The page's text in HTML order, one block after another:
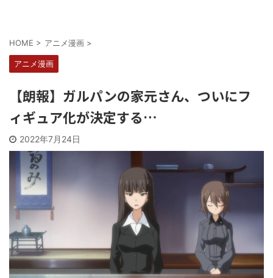
HOME > アニメ漫画 >
アニメ漫画
【朗報】ガルパンの家元さん、ついにフ
ィギュア化が決定する…
2022年7月24日